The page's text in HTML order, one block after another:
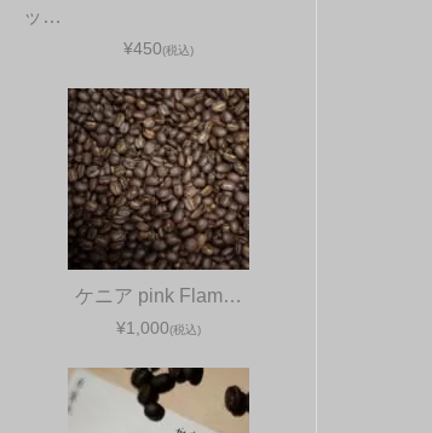
ッ…
¥450(税込)
ケニア pink Flam…
¥1,000(税込)